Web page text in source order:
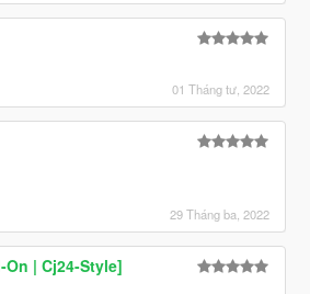
01 Tháng tư, 2022
29 Tháng ba, 2022
| Cj24-Style]